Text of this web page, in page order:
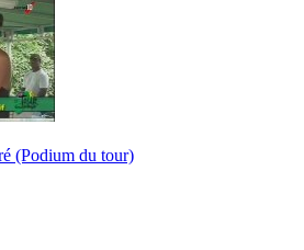
(Podium du tour)